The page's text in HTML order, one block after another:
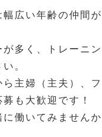
広い年齢の仲間
多く、トレーニ
。
主婦（主夫）、
も大歓迎です！
働いてみません